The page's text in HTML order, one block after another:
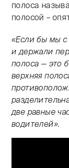
полоса
полосой –
«Если бы мы с
и держали
полоса — это
верхняя
две равные
водителей».